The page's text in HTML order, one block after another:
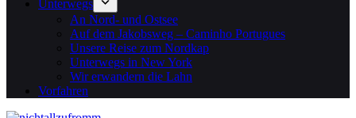
Unterwegs
An Nord- und Ostsee
Auf dem Jakobsweg – Caminho Portugues
Unsere Reise zum Nordkap
Unterwegs in New York
Wir erwandern die Lahn
Vorfahren